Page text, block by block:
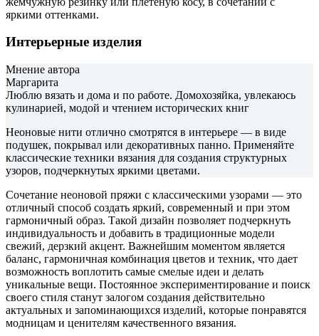
яркими оттенками.
Интерьерные изделия
Мнение автора
Маргарита
Люблю вязать и дома и по работе. Домохозяйка, увлекаюсь
кулинарией, модой и чтением исторических книг
Неоновые нити отлично смотрятся в интерьере — в виде
подушек, покрывал или декоративных панно. Применяйте
классические техники вязания для создания структурных
узоров, подчеркнутых яркими цветами.
Сочетание неоновой пряжи с классическими узорами — это
отличный способ создать яркий, современный и при этом
гармоничный образ. Такой дизайн позволяет подчеркнуть
индивидуальность и добавить в традиционные модели
свежий, дерзкий акцент. Важнейшим моментом является
баланс, гармоничная комбинация цветов и техник, что дает
возможность воплотить самые смелые идеи и делать
уникальные вещи. Постоянное экспериментирование и поиск
своего стиля станут залогом создания действительно
актуальных и запоминающихся изделий, которые понравятся
модницам и ценителям качественного вязания.